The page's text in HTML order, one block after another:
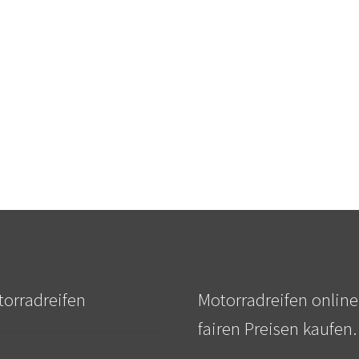
Motorradreifen
fairen Preisen kaufen.